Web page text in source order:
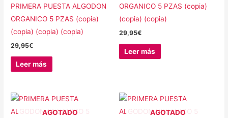
PRIMERA PUESTA ALGODON
ORGANICO 5 PZAS (copia)
(copia) (copia) (copia)
29,95€
Leer más
ORGANICO 5 PZAS (copia)
(copia) (copia)
29,95€
Leer más
AGOTADO AGOTADO